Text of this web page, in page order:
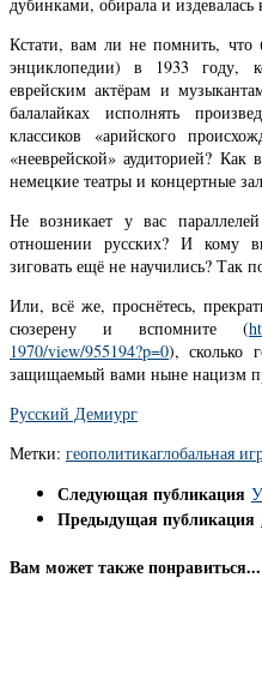
Кстати, вам ли не помнить, что
энциклопедии) в 1933 году,
еврейским актёрам и
балалайках исполнять
классиков «арийского
«нееврейской» аудиторией?
немецкие театры и концертные
Не возникает у вас
отношении русских? И кому
зиговать ещё не научились? Так
Или, всё же, проснётесь,
сюзерену и вспомните (
1970/view/955194?p=0), сколько
защищаемый вами ныне нацизм
Русский Демиург
Метки: геополитикаглобальная
Следующая публикация
Предыдущая публикация
Вам может также понравиться...